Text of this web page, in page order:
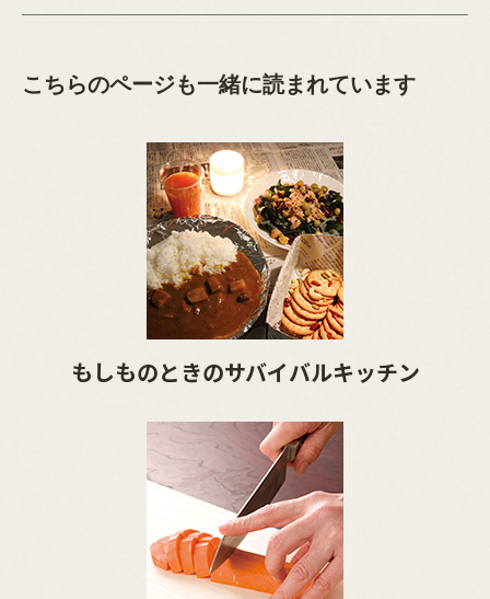
こちらのページも一緒に読まれています
もしものときのサバイバルキッチン